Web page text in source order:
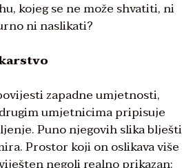
kojeg se ne može shvatiti, ni
ni naslikati?
zapadne umjetnosti,
umjetnicima pripisuje
Puno njegovih slika blješti
Prostor koji on oslikava više